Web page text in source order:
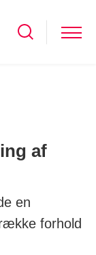
af
en
forhold